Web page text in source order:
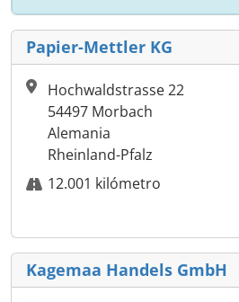
Papier-Mettler KG
Hochwaldstrasse 22
54497 Morbach
Alemania
Rheinland-Pfalz
12.001 kilómetro
Kagemaa Handels GmbH